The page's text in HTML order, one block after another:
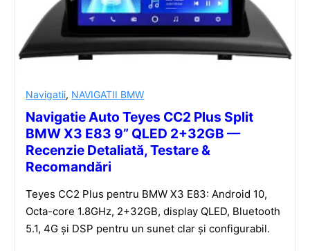
Navigatii, NAVIGATII BMW
Navigatie Auto Teyes CC2 Plus Split
BMW X3 E83 9” QLED 2+32GB —
Recenzie Detaliată, Testare &
Recomandări
Teyes CC2 Plus pentru BMW X3 E83: Android 10,
Octa-core 1.8GHz, 2+32GB, display QLED, Bluetooth
5.1, 4G și DSP pentru un sunet clar și configurabil.